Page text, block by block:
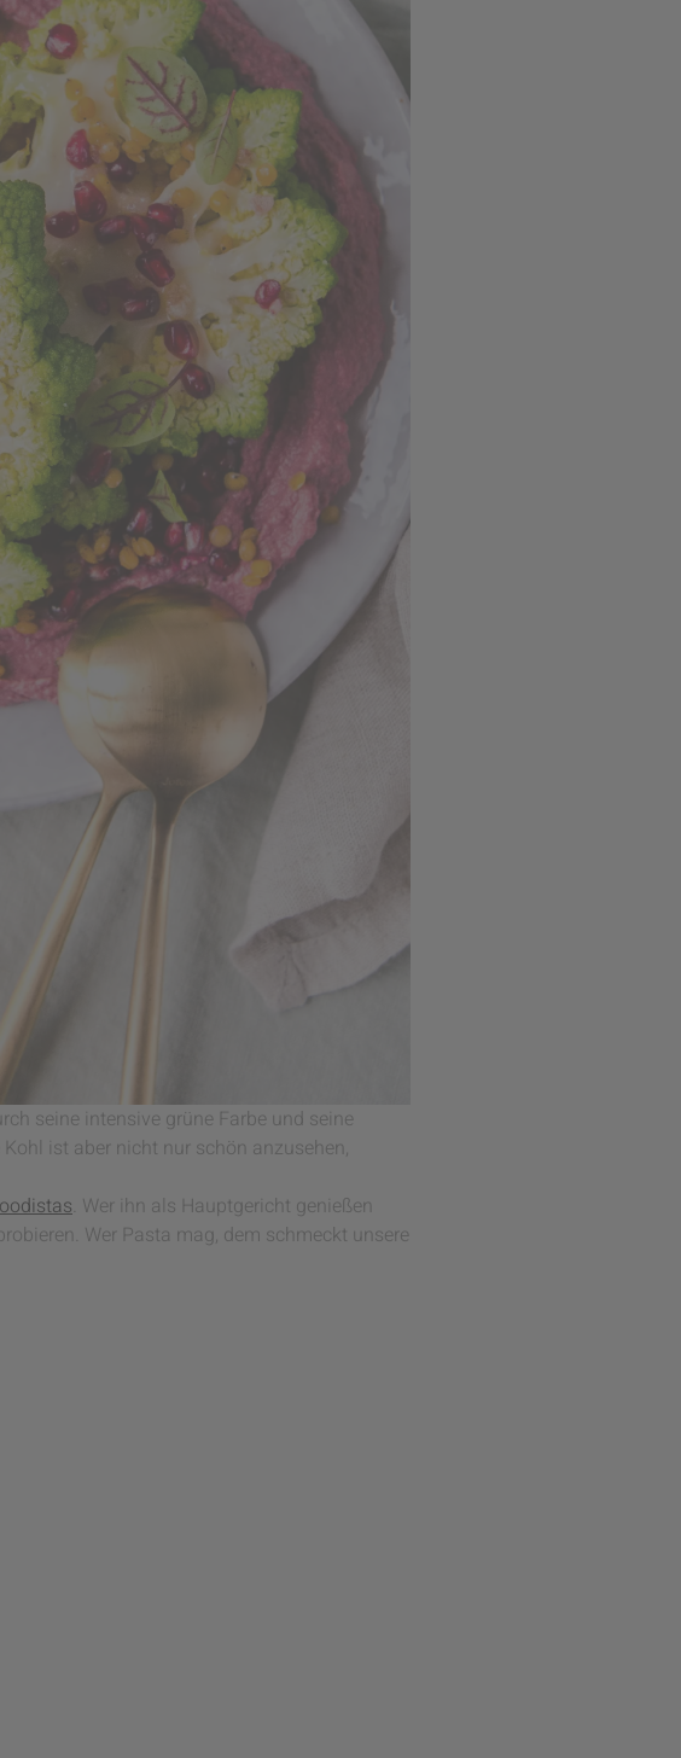
seine intensive grüne Farbe und seine
ist aber nicht nur schön anzusehen,
. Wer ihn als Hauptgericht genießen
Wer Pasta mag, dem schmeckt unsere